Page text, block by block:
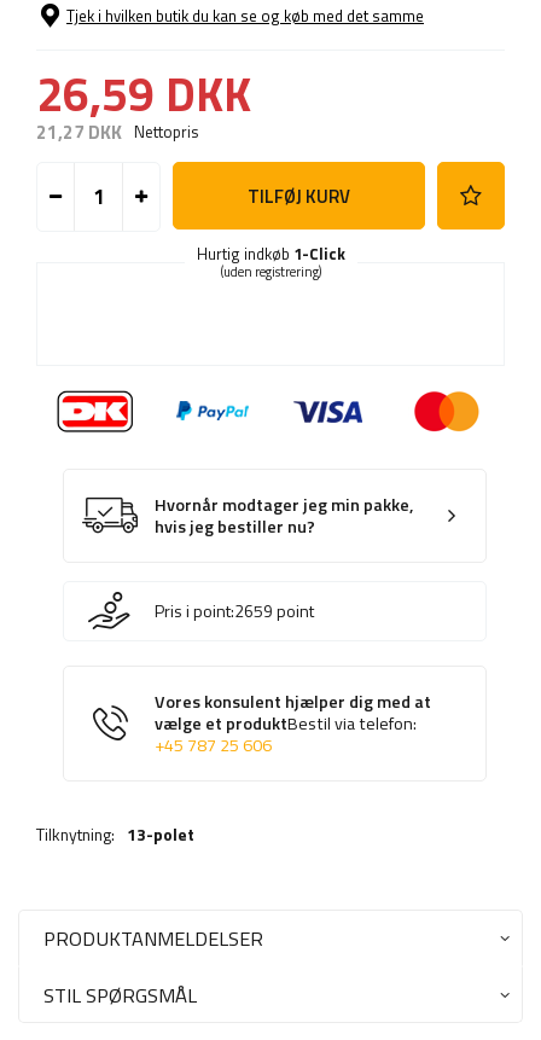
Tjek i hvilken butik du kan se og køb med det samme
26,59 DKK
21,27 DKK Nettopris
TILFØJ KURV
Hurtig indkøb 1-Click
(uden registrering)
Hvornår modtager jeg min pakke,
hvis jeg bestiller nu?
Pris i point:2659point
Vores konsulent hjælper dig med at
vælge et produktBestil via telefon:
+45 787 25 606
Tilknytning: 13-polet
PRODUKTANMELDELSER
STIL SPØRGSMÅL